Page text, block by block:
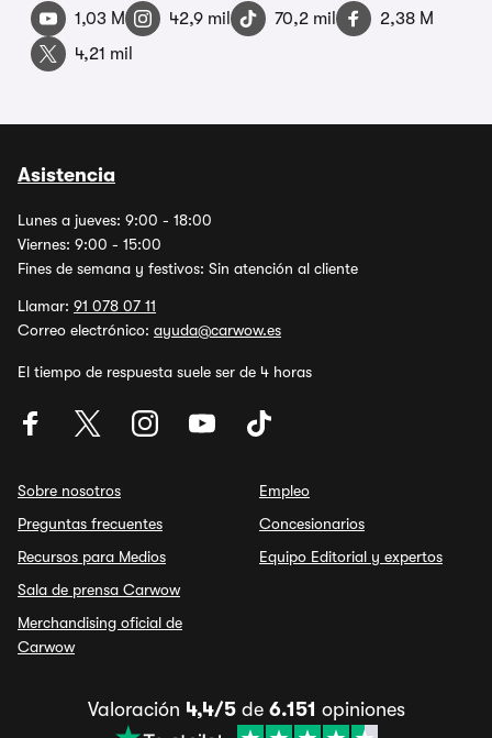
1,03 M 42,9 mil 70,2 mil
2,38 M
4,21 mil
Asistencia
Lunes a jueves: 9:00 - 18:00
Viernes: 9:00 - 15:00
Fines de semana y festivos: Sin atención al cliente
Llamar: 91 078 07 11
Correo electrónico: ayuda@carwow.es
El tiempo de respuesta suele ser de 4 horas
Sobre nosotros
Preguntas frecuentes
Recursos para Medios
Sala de prensa Carwow
Merchandising oficial de
Carwow
Empleo
Concesionarios
Equipo Editorial y expertos
Valoración 4,4/5de 6.151 opiniones